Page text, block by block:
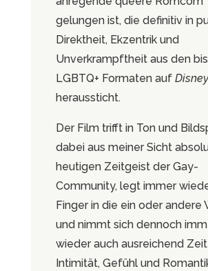
gelungen ist, die definitiv in
Direktheit, Ekzentrik und
Unverkrampftheit aus den
LGBTQ+ Formaten auf
heraussticht.
Der Film trifft in Ton und
dabei aus meiner Sicht
heutigen Zeitgeist der Gay-
Community, legt immer
Finger in die ein oder andere
und nimmt sich dennoch
wieder auch ausreichend
Intimität, Gefühl und